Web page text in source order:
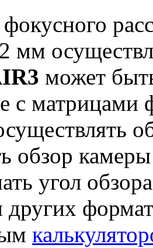
мм
может
с матрицами
обзор
угол